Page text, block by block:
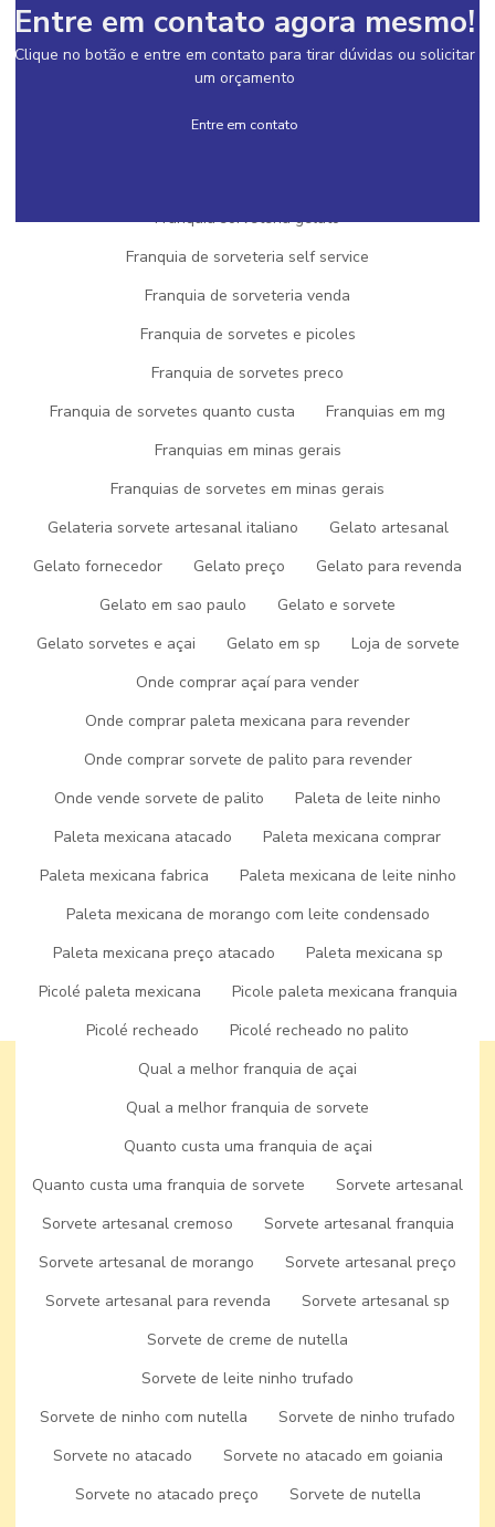
Franquia de sorvete de palito
Franquia de sorvete na pedra
Franquia sorveteria gelato
Franquia de sorveteria self service
Franquia de sorveteria venda
Franquia de sorvetes e picoles
Franquia de sorvetes preco
Franquia de sorvetes quanto custa
Franquias em mg
Franquias em minas gerais
Franquias de sorvetes em minas gerais
Gelateria sorvete artesanal italiano
Gelato artesanal
Gelato fornecedor
Gelato preço
Gelato para revenda
Gelato em sao paulo
Gelato e sorvete
Gelato sorvetes e açai
Gelato em sp
Loja de sorvete
Onde comprar açaí para vender
Onde comprar paleta mexicana para revender
Onde comprar sorvete de palito para revender
Onde vende sorvete de palito
Paleta de leite ninho
Paleta mexicana atacado
Paleta mexicana comprar
Paleta mexicana fabrica
Paleta mexicana de leite ninho
Paleta mexicana de morango com leite condensado
Paleta mexicana preço atacado
Paleta mexicana sp
Picolé paleta mexicana
Picole paleta mexicana franquia
Picolé recheado
Picolé recheado no palito
Qual a melhor franquia de açai
Qual a melhor franquia de sorvete
Quanto custa uma franquia de açai
Quanto custa uma franquia de sorvete
Sorvete artesanal
Sorvete artesanal cremoso
Sorvete artesanal franquia
Sorvete artesanal de morango
Sorvete artesanal preço
Sorvete artesanal para revenda
Sorvete artesanal sp
Sorvete de creme de nutella
Sorvete de leite ninho trufado
Sorvete de ninho com nutella
Sorvete de ninho trufado
Sorvete no atacado
Sorvete no atacado em goiania
Sorvete no atacado preço
Sorvete de nutella
Entre em contato agora mesmo!
Clique no botão e entre em contato para tirar dúvidas ou solicitar
um orçamento
Entre em contato
SOLICITE UM ORÇAMENTO
INFORMAÇÕES
AÇAI NO ATACADO PREÇO
AÇAI PRONTO PARA REVENDA
AÇAI PARA REVENDA
AÇAI PARA VENDER
COMPRAR AÇAÍ PARA REVENDER
DISTRIBUIDOR DE PICOLE
EMPRESA DE GELATOS
EMPRESA DE SORVETE
EMPRESA DE SORVETE E PICOLÉS
FABRICA DE PICOLE
FABRICA DE PICOLE ARTESANAL
FABRICA DE PICOLE MG
FABRICA DE PICOLE PALETA MEXICANA
FABRICA DE PICOLE PERTO DE MIM
FABRICA DE PICOLE PARA REVENDA
FABRICA DE PICOLE E SORVETE
FABRICA DE PICOLE VENDA
FÁBRICA DE SORVETE
FABRICA DE SORVETE GELATO
FABRICA DE SORVETE EM MINAS GERAIS
ENTRE EM CONTATO
Home
Sobre
Produtos
Nossas Lojas
Seja um Parceiro
Blog
Contato
Informações
Mapa do site